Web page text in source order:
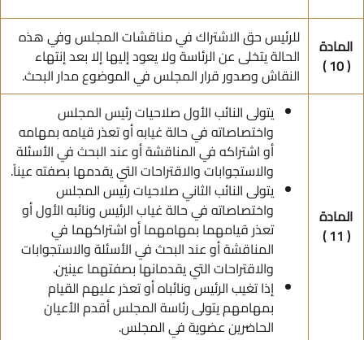
المادة
للرئيس حق الاشتراك في مناقشات المجلس وفي هذه
الحالة يتخلى عن الرئاسة ولا يعود إليها إلا بعد إنتهاء
النقاش وصدور قرار المجلس في الموضوع مدار البحث.
المادة
يتولى النائب الأول صلاحيات رئيس المجلس
واختصاصاته في حالة غيابه أو تعذر قيامه بمهامه
أو اشتراكه في المناقشة أو عند البحث في الأسئلة
والاستجوابات والاقتراحات التي يقدمها بصفته عيناً.
يتولى النائب الثاني صلاحيات رئيس المجلس
واختصاصاته في حالة غياب الرئيس ونائبه الأول أو
تعذر قيامهما بمهامهما أو اشتراكهما في
المناقشة أو عند البحث في الأسئلة والاستجوابات
والاقتراحات التي يقدمانها بصفتهما عينين.
إذا تغيب الرئيس ونائباه أو تعذر عليهم القيام
بمهامهم يتولى رئاسة المجلس أقدم الأعيان
الحاضرين عضوية في المجلس.